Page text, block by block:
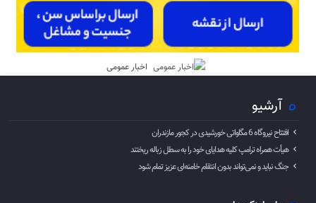
اخبار عمومی
آرشیو
افتتاح نیروگاه 6 مگاواتی خورشیدی در کجور مازندران
هیأت همراه ترامپ کلیه هدایای خود را به سطل زباله ریختند
جنگ نباید و نمی‌تواند بدون انتقام خامنه‌ای عزیز تمام شود